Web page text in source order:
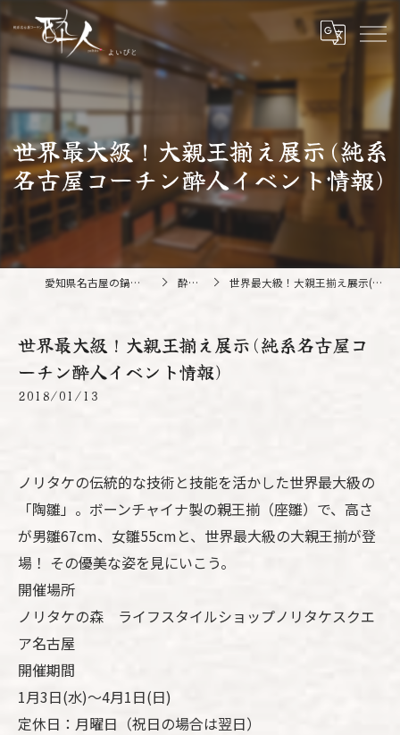
世界最大級！大親王揃え展示(純系
名古屋コーチン酔人イベント情報)
愛知県名古屋の鍋なら純系名古屋コーチン 酔人 酔人ブログ 世界最大級！大親王揃え展示(純系名古屋コーチン酔人イベント情報)
世界最大級！大親王揃え展示(純系名古屋コ
ーチン酔人イベント情報)
2018/01/13
ノリタケの伝統的な技術と技能を活かした世界最大級の
「陶雛」。ボーンチャイナ製の親王揃（座雛）で、高さ
が男雛67cm、女雛55cmと、世界最大級の大親王揃が登
場！ その優美な姿を見にいこう。
開催場所
ノリタケの森 ライフスタイルショップノリタケスクエ
ア名古屋
開催期間
1月3日(水)～4月1日(日)
定休日：月曜日（祝日の場合は翌日）